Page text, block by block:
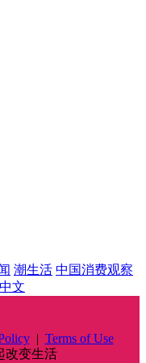
潮生活 中国消费观察
文
| Terms of Use
改变生活